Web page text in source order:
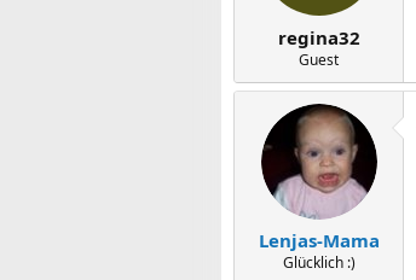
regina32
Guest
Lenjas-Mama
Glücklich :)